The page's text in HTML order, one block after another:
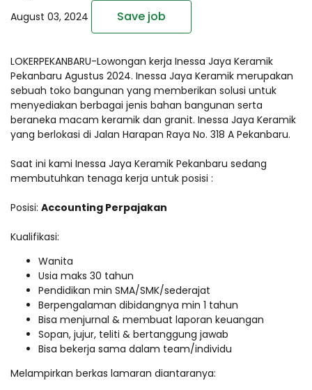
August 03, 2024 Save job
LOKERPEKANBARU-Lowongan kerja Inessa Jaya Keramik
Pekanbaru Agustus 2024. Inessa Jaya Keramik merupakan
sebuah toko bangunan yang memberikan solusi untuk
menyediakan berbagai jenis bahan bangunan serta
beraneka macam keramik dan granit. Inessa Jaya Keramik
yang berlokasi di Jalan Harapan Raya No. 318 A Pekanbaru.
Saat ini kami Inessa Jaya Keramik Pekanbaru sedang
membutuhkan tenaga kerja untuk posisi :
Posisi: Accounting Perpajakan
Kualifikasi:
Wanita
Usia maks 30 tahun
Pendidikan min SMA/SMK/sederajat
Berpengalaman dibidangnya min 1 tahun
Bisa menjurnal & membuat laporan keuangan
Sopan, jujur, teliti & bertanggung jawab
Bisa bekerja sama dalam team/individu
Melampirkan berkas lamaran diantaranya: